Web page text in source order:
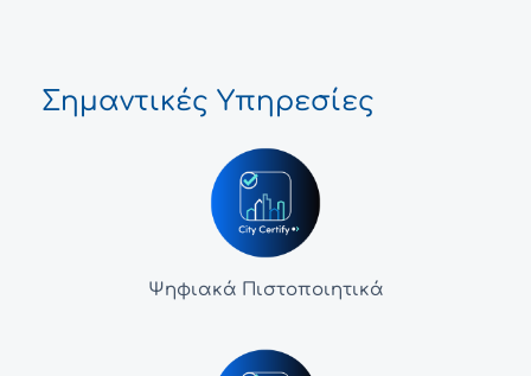
Σημαντικές Υπηρεσίες
Ψηφιακά Πιστοποιητικά